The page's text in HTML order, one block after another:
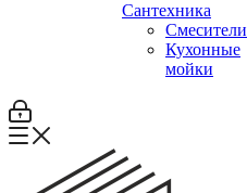
Сантехника
Смесители
Кухонные
мойки